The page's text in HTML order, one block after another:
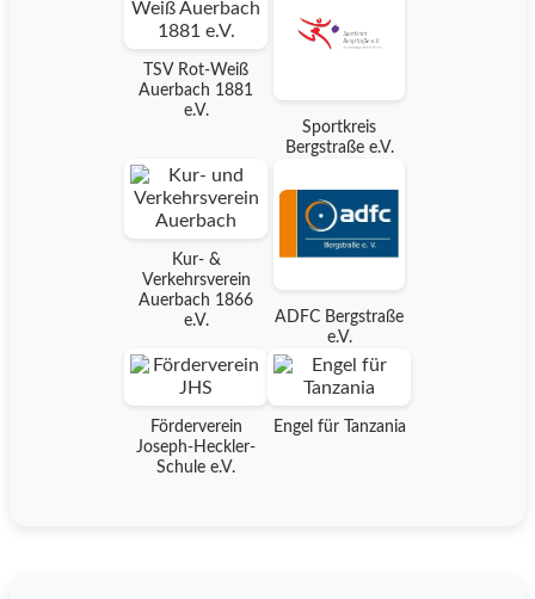
TSV Rot-Weiß
Auerbach 1881
e.V.
Sportkreis
Bergstraße e.V.
Kur- &
Verkehrsverein
Auerbach 1866
e.V.
ADFC Bergstraße
e.V.
Förderverein
Joseph-Heckler-
Schule e.V.
Engel für Tanzania